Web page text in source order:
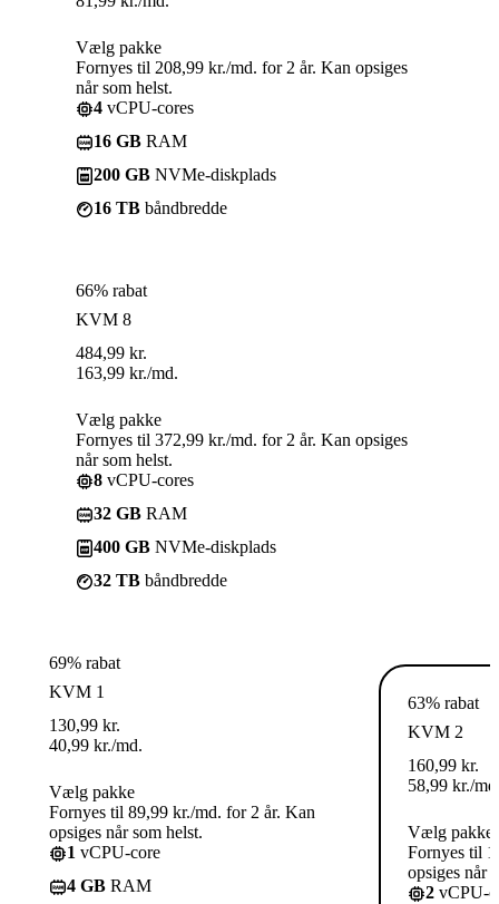
Vælg pakke
Fornyes til 208,99 kr./md. for 2 år. Kan opsiges
når som helst.
4 vCPU-cores
16 GB RAM
200 GB NVMe-diskplads
16 TB båndbredde
66% rabat
KVM 8
484,99 kr.
163,99 kr./md.
Vælg pakke
Fornyes til 372,99 kr./md. for 2 år. Kan opsiges
når som helst.
8 vCPU-cores
32 GB RAM
400 GB NVMe-diskplads
32 TB båndbredde
69% rabat
KVM 1
130,99 kr.
40,99 kr./md.
Vælg pakke
Fornyes til 89,99 kr./md. for 2 år. Kan
opsiges når som helst.
1 vCPU-core
4 GB RAM
63% rabat
KVM 2
160,99 kr.
58,99 kr./
Vælg pakke
Fornyes til
opsiges når
2 vCPU-